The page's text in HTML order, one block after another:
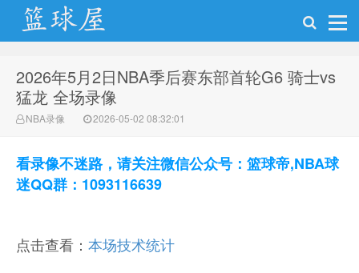
NBA录像网
2026年5月2日NBA季后赛东部首轮G6 骑士vs
猛龙 全场录像
NBA录像 2026-05-02 08:32:01
看录像不迷路，请关注微信公众号：篮球帝,NBA球
迷QQ群：1093116639
点击查看： 本场技术统计